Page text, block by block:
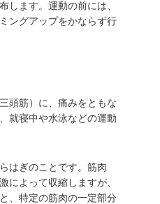
します。運動の前には、
ングアップをかならず行
頭筋）に、痛みをともな
就寝中や水泳などの運動
はぎのことです。筋肉
によって収縮しますが、
、特定の筋肉の一定部分